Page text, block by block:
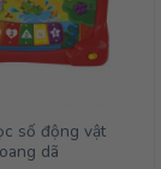
số động vật
dã